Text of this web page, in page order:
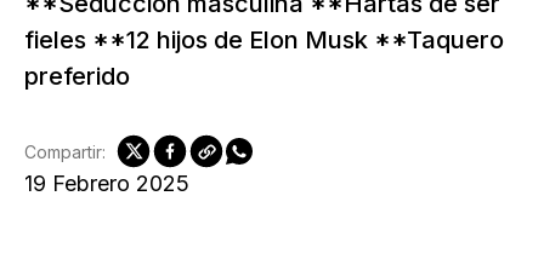
fieles **12 hijos de Elon Musk **Taquero
preferido
19 Febrero 2025
Compartir: